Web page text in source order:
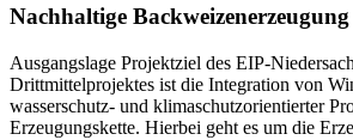
Nachhaltige Backweizenerzeugung
Ausgangslage Projektziel des EIP-
Drittmittelprojektes ist die Integration von
wasserschutz- und klimaschutzorientierter
Erzeugungskette. Hierbei geht es um die